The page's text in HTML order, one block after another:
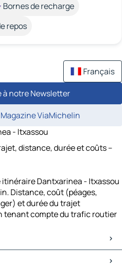
Bornes de recharge
repos
Français
à notre Newsletter
ViaMichelin
- Itxassou
distance, durée et coûts –
Dantxarinea - Itxassou
Distance, coût (péages,
et durée du trajet
tenant compte du trafic routier